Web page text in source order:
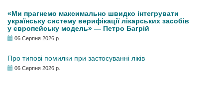
«Ми прагнемо максимально швидко інтегрувати
українську систему верифікації лікарських засобів
у європейську модель» — Петро Багрій
06 Серпня 2026 р.
Про типові помилки при застосуванні ліків
06 Серпня 2026 р.